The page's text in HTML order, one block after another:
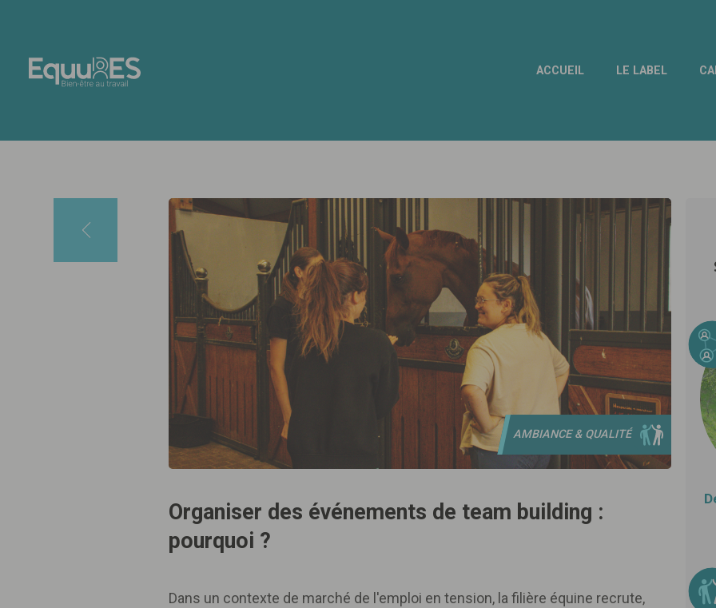
ACCUEIL LE LABEL
AMBIANCE & QUALITÉ
Organiser des événements de team building :
pourquoi ?
Dans un contexte de marché de l'emploi en tension, la filière équine recrute,